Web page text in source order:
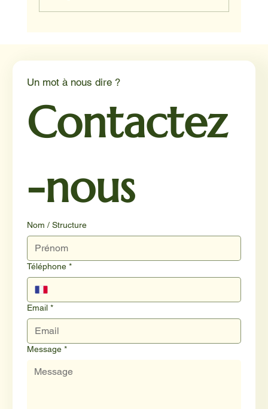
Un mot à nous dire ?
Contactez
-nous
Nom / Structure
Téléphone *
Email *
Message *